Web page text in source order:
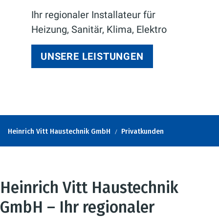
Ihr regionaler Installateur für
Heizung, Sanitär, Klima, Elektro
UNSERE LEISTUNGEN
Heinrich Vitt Haustechnik GmbH Privatkunden
Heinrich Vitt Haustechnik
GmbH – Ihr regionaler